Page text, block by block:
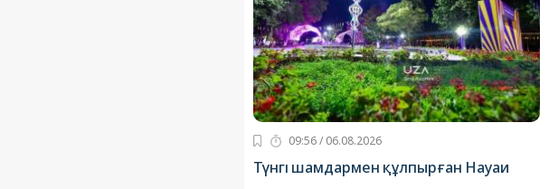
09:56 / 06.08.2026
Түнгі шамдармен құлпырған Науаи